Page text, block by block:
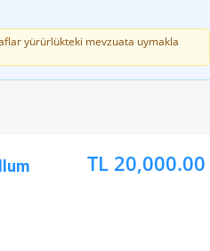
yürürlükteki mevzuata uymakla
TL 20,000.00